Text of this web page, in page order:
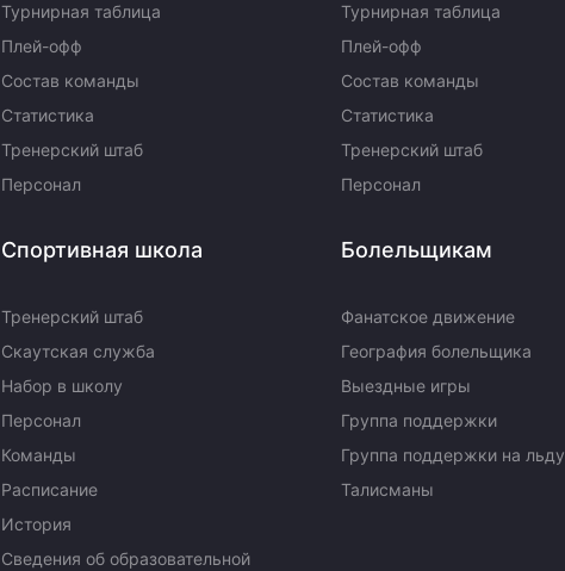
Турнирная таблица
Плей-офф
Состав команды
Статистика
Тренерский штаб
Персонал
Турнирная таблица
Плей-офф
Состав команды
Статистика
Тренерский штаб
Персонал
Спортивная школа
Тренерский штаб
Скаутская служба
Набор в школу
Персонал
Команды
Расписание
История
Сведения об образовательной
Болельщикам
Фанатское движение
География болельщика
Выездные игры
Группа поддержки
Группа поддержки на льду
Талисманы